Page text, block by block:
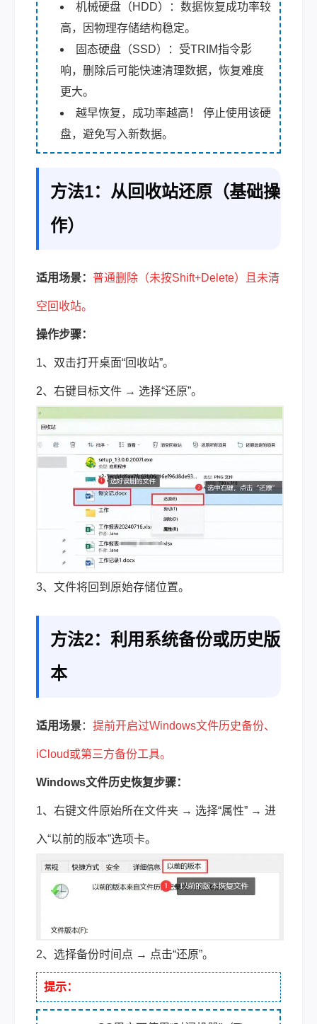
机械硬盘（HDD）： 数据恢复成功率较
高，因物理存储结构稳定。
固态硬盘（SSD）：受TRIM指令影
响，删除后可能快速清理数据，恢复难度
更大。
越早恢复，成功率越高！ 停止使用该硬
盘，避免写入新数据。
方法1：从回收站还原（基础操
作）
适用场景： 普通删除（未按Shift+Delete）且未清
空回收站。
操作步骤：
1、双击打开桌面“回收站”。
2、右键目标文件 → 选择“还原”。
3、文件将回到原始存储位置。
方法2：利用系统备份或历史版
本
适用场景： 提前开启过Windows文件历史备份、
iCloud或第三方备份工具。
Windows文件历史恢复步骤：
1、右键文件原始所在文件夹 → 选择“属性” → 进
入“以前的版本”选项卡。
2、选择备份时间点 → 点击“还原”。
提示：